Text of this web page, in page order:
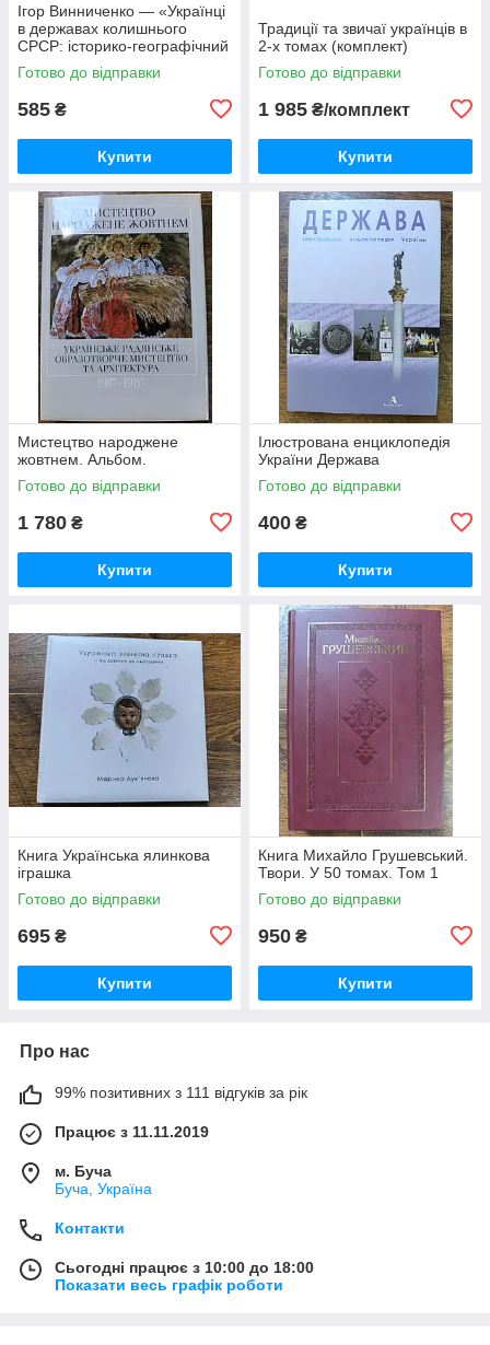
Ігор Винниченко — «Українці
в державах колишнього
СРСР: історико-географічний
нарис»
Готово до відправки
585 ₴
Купити
Традиції та звичаї українців в
2-х томах (комплект)
Готово до відправки
1 985 ₴/комплект
Купити
Мистецтво народжене
жовтнем. Альбом.
Готово до відправки
1 780 ₴
Купити
Ілюстрована енциклопедія
України Держава
Готово до відправки
400 ₴
Купити
Книга Українська ялинкова
іграшка
Готово до відправки
695 ₴
Купити
Книга Михайло Грушевський.
Твори. У 50 томах. Том 1
Готово до відправки
950 ₴
Купити
Про нас
99% позитивних з 111 відгуків за рік
Працює з 11.11.2019
м. Буча
Буча, Україна
Контакти
Сьогодні працює з 10:00 до 18:00
Показати весь графік роботи